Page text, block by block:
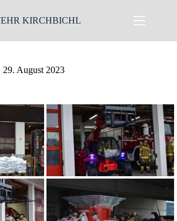
KIRCHBICHL
29. August 2023